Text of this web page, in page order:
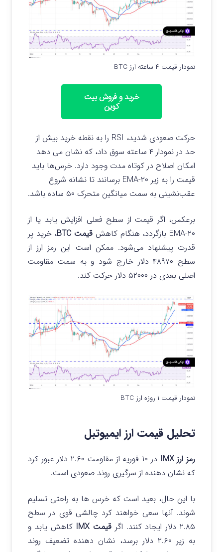
نمودار قیمت ۴ ساعته ارز BTC
خرید و فروش بیت
کوین
حرکت صعودی شدید، RSI را به نقطه خرید بیش از
حد در نمودار ۴ ساعته سوق داد، که نشان می دهد
امکان اصلاح در کوتاه مدت وجود دارد. خرس‌ها باید
قیمت را به زیر ۲۰-EMA برسانند تا نشانه شروع
عقب‌نشینی به سمت میانگین متحرک ۵۰ ساده باشد.
برعکس، اگر قیمت از سطح فعلی افزایش یابد یا از
۲۰-EMA بازگردد، هنگام کاهش
قیمت BTC
، خرید پر
قدرت پیشنهاد می‌شود. ممکن است این رمز ارز از
سطح ۴۸۹۷۰ دلار خارج شود و به سمت مقاومت
اصلی بعدی در ۵۲۰۰۰ دلار حرکت کند.
نمودار قیمت ۱ روزه ارز BTC
تحلیل قیمت ارز ایمیوتبل
رمز ارز IMX
در ۱۰ فوریه از مقاومت ۲.۶۰ دلار عبور کرد
که نشان دهنده از سرگیری روند صعودی است.
با این حال، بعید است که خرس ها به راحتی تسلیم
شوند. آنها سعی خواهند کرد چالشی قوی در سطح
۲.۸۵ دلار ایجاد کنند. اگر
قیمت IMX
کاهش یابد و
به زیر ۲.۶۰ دلار برسد، نشان دهنده تضعیف روند